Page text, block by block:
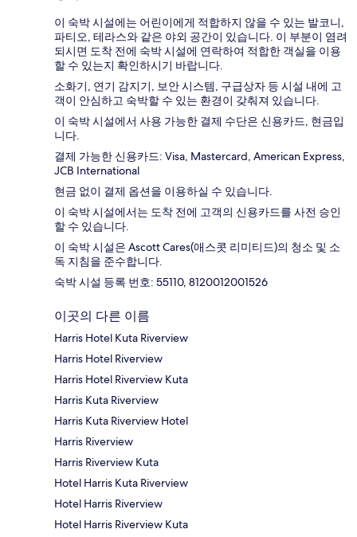
이 숙박 시설에는 어린이에게 적합하지 않을 수 있는 발코니,
파티오, 테라스와 같은 야외 공간이 있습니다. 이 부분이 염려
되시면 도착 전에 숙박 시설에 연락하여 적합한 객실을 이용
할 수 있는지 확인하시기 바랍니다.
소화기, 연기 감지기, 보안 시스템, 구급상자 등 시설 내에 고
객이 안심하고 숙박할 수 있는 환경이 갖춰져 있습니다.
이 숙박 시설에서 사용 가능한 결제 수단은 신용카드, 현금입
니다.
결제 가능한 신용카드: Visa, Mastercard, American Express,
JCB International
현금 없이 결제 옵션을 이용하실 수 있습니다.
이 숙박 시설에서는 도착 전에 고객의 신용카드를 사전 승인
할 수 있습니다.
이 숙박 시설은 Ascott Cares(애스콧 리미티드)의 청소 및 소
독 지침을 준수합니다.
숙박 시설 등록 번호: 55110, 8120012001526
이곳의 다른 이름
Harris Hotel Kuta Riverview
Harris Hotel Riverview
Harris Hotel Riverview Kuta
Harris Kuta Riverview
Harris Kuta Riverview Hotel
Harris Riverview
Harris Riverview Kuta
Hotel Harris Kuta Riverview
Hotel Harris Riverview
Hotel Harris Riverview Kuta